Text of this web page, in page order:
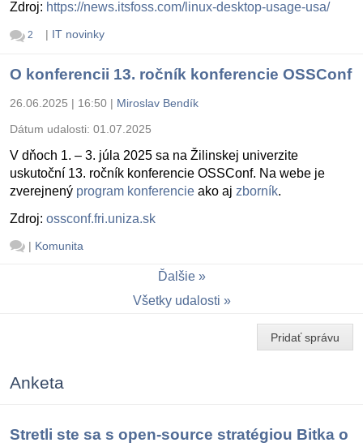
Zdroj: https://news.itsfoss.com/linux-desktop-usage-usa/
2 | IT novinky
O konferencii 13. ročník konferencie OSSConf
26.06.2025 | 16:50 | Miroslav Bendík
Dátum udalosti: 01.07.2025
V dňoch 1. – 3. júla 2025 sa na Žilinskej univerzite
uskutoční 13. ročník konferencie OSSConf. Na webe je
zverejnený program konferencie ako aj zborník.
Zdroj: ossconf.fri.uniza.sk
| Komunita
Ďalšie
Všetky udalosti
Pridať správu
Anketa
Stretli ste sa s open-source stratégiou Bitka o